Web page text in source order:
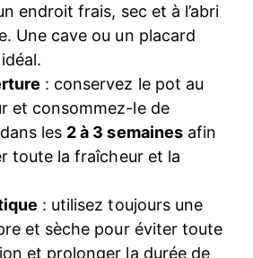
endroit frais, sec et à l’abri
Une cave ou un placard
: conservez le pot au
et consommez-le de
les 2 à 3 semainesafin
toute la fraîcheur et la
: utilisez toujours une
et sèche pour éviter toute
et prolonger la durée de